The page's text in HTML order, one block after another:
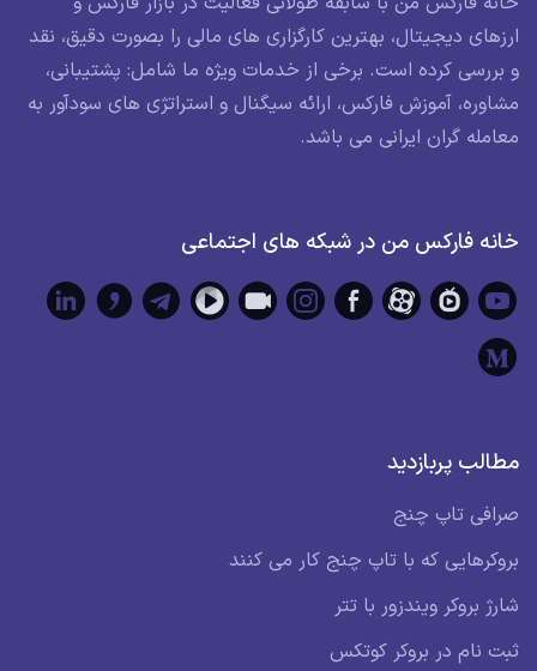
ارزهای دیجیتال، بهترین کارگزاری های مالی را بصورت دقیق، نقد
و بررسی کرده است. برخی از خدمات ویژه ما شامل: پشتیبانی،
مشاوره، آموزش فارکس، ارائه سیگنال و استراتژی های سودآور به
معامله گران ایرانی می باشد.
خانه فارکس من در شبکه های اجتماعی
مطالب پربازدید
صرافی تاپ چنج
بروکرهایی که با تاپ چنج کار می کنند
شارژ بروکر ویندزور با تتر
ثبت نام در بروکر کوتکس